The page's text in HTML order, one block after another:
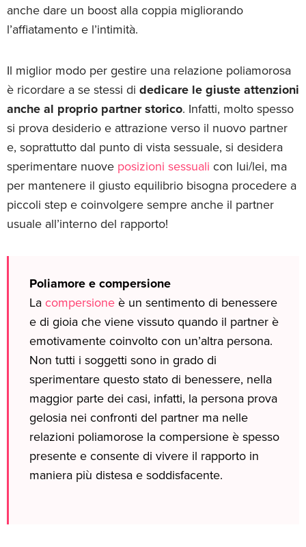
anche dare un boost alla coppia migliorando
l’affiatamento e l’intimità.
Il miglior modo per gestire una relazione poliamorosa
è ricordare a se stessi di dedicare le giuste attenzioni
anche al proprio partner storico. Infatti, molto spesso
si prova desiderio e attrazione verso il nuovo partner
e, soprattutto dal punto di vista sessuale, si desidera
sperimentare nuove posizioni sessuali con lui/lei, ma
per mantenere il giusto equilibrio bisogna procedere a
piccoli step e coinvolgere sempre anche il partner
usuale all’interno del rapporto!
Poliamore e compersione
La compersione è un sentimento di benessere
e di gioia che viene vissuto quando il partner è
emotivamente coinvolto con un’altra persona.
Non tutti i soggetti sono in grado di
sperimentare questo stato di benessere, nella
maggior parte dei casi, infatti, la persona prova
gelosia nei confronti del partner ma nelle
relazioni poliamorose la compersione è spesso
presente e consente di vivere il rapporto in
maniera più distesa e soddisfacente.